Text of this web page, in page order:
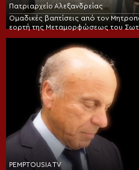
Πατριαρχείο Αλεξανδρείας
Ομαδικές βαπτίσεις από τον
εορτή της Μεταμορφώσεως του
PEMPTOUSIA TV